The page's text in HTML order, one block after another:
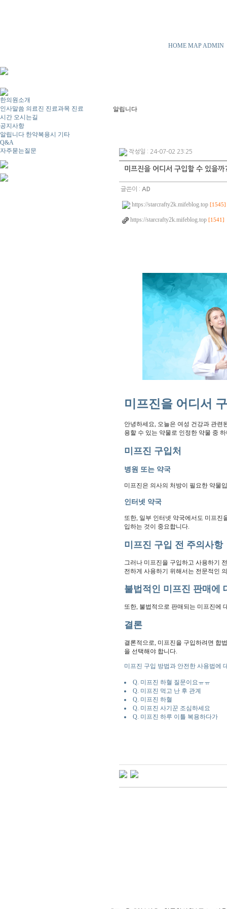
HOME MAPADMIN
한의원소개
인사말씀 의료진 진료과목 진료
시간 오시는길
공지사항
알립니다 한약복용시
기타
Q&A
자주묻는질문
알립니다
작성일 : 24-07-02 23:25
미프진을 어디서 구입할 수 있을까
글쓴이 : AD
https://starcrafty2k.mifeblog.top [1545]
https://starcrafty2k.mifeblog.top [1541]
미프진을 어디서
안녕하세요, 오늘은 여성 건강과 관련
용할 수 있는 약물로 인정한 약물 중
미프진 구입처
병원 또는 약국
미프진은 의사의 처방이 필요한 약물
인터넷 약국
또한, 일부 인터넷 약국에서도 미프진
입하는 것이 중요합니다.
미프진 구입 전 주의사항
그러나 미프진을 구입하고 사용하기
전하게 사용하기 위해서는 전문적인
불법적인 미프진 판매에
또한, 불법적으로 판매되는 미프진에
결론
결론적으로, 미프진을 구입하려면 합
을 선택해야 합니다.
미프진 구입 방법과 안전한 사용법에
Q. 미프진 하혈 질문이요ㅠㅠ
Q. 미프진 먹고 난 후 관계
Q. 미프진 하혈
Q. 미프진 사기꾼 조심하세요
Q. 미프진 하루 이틀 복용하다가